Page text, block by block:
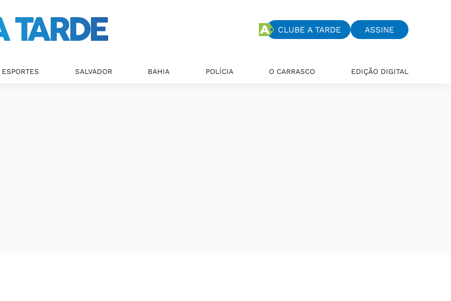
CLUBE A TARDE ASSINE
ESPORTES SALVADOR BAHIA POLÍCIA O CARRASCO EDIÇÃO DIGITAL